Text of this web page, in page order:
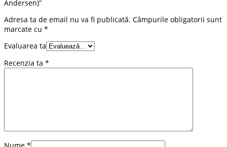
Andersen)”
Adresa ta de email nu va fi publicată. Câmpurile obligatorii sunt
marcate cu *
Evaluarea ta
Recenzia ta *